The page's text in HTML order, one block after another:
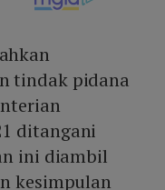
tindak pidana
ditangani
ini diambil
kesimpulan